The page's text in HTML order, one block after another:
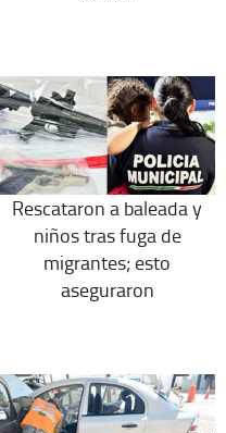
Rescataron a baleada y
niños tras fuga de
migrantes; esto
aseguraron